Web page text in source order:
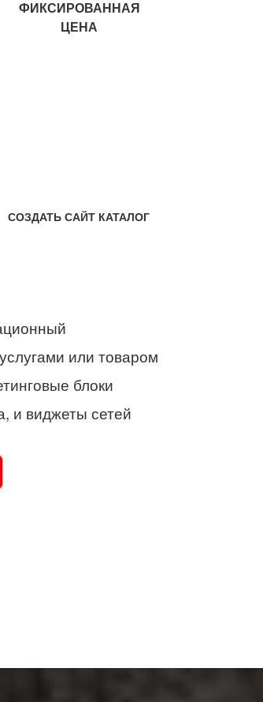
ФИКСИРОВАННАЯ
ЦЕНА
СОЗДАТЬ САЙТ КАТАЛОГ
или товаром
блоки
и виджеты сетей